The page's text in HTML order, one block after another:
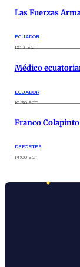
Las Fuerzas
ECUADOR
15:13 ECT
Médico
ECUADOR
10:30 ECT
Franco
DEPORTES
14:00 ECT